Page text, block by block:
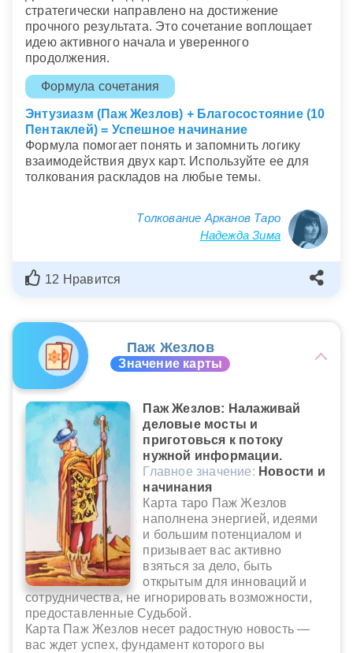
стратегически направлено на достижение
прочного результата. Это сочетание воплощает
идею активного начала и уверенного
продолжения.
Формула сочетания
Энтузиазм (Паж Жезлов) + Благосостояние (10
Пентаклей) = Успешное начинание
Формула помогает понять и запомнить логику
взаимодействия двух карт. Используйте ее для
толкования раскладов на любые темы.
Толкование Арканов Таро
Надежда Зима
12 Нравится
Паж Жезлов
Значение карты
Паж Жезлов: Налаживай
деловые мосты и
приготовься к потоку
нужной информации.
Главное значение: Новости и
начинания
Карта таро Паж Жезлов
наполнена энергией, идеями
и большим потенциалом и
призывает вас активно
взяться за дело, быть
открытым для инноваций и
сотрудничества, не игнорировать возможности,
предоставленные Судьбой.
Карта Паж Жезлов несет радостную новость —
вас ждет успех, фундамент которого вы